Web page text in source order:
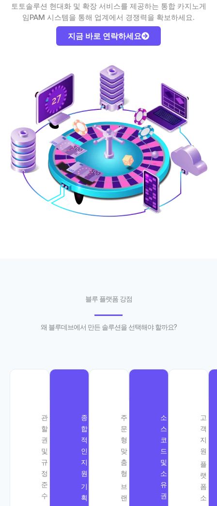
토토솔루션 현대화 및 확장 서비스를 제공하는 통합 카지노게
임PAM 시스템을 통해 업계에서 경쟁력을 확보하세요.
지금 바로 연락하세요
블루 플랫폼 강점
왜 블루데브에서 만든 솔루션을 선택해야 할까요?
관
할
권
및
규
정
준
수
종
합
적
인
지
원
기
획
주
문
형
맞
춤
형
브
랜
소
스
코
드
및
소
유
권
고
객
지
원
플
랫
폼
소